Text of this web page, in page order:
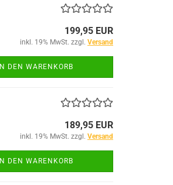
199,95 EUR
inkl. 19% MwSt. zzgl. Versand
IN DEN WARENKORB
189,95 EUR
inkl. 19% MwSt. zzgl. Versand
IN DEN WARENKORB